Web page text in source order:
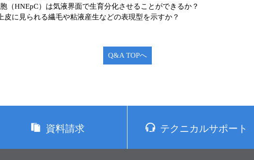
（HNEpC）は気液界面で生育分化させることができるか？
に見られる繊毛や粘液産生などの表現型を示すか？
Q&A TOPへ
資料請求 テクニカルサポート